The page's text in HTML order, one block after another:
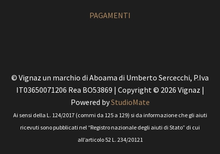
PAGAMENTI
© Vignaz un marchio di Aboama di Umberto Sercecchi, P.Iva
IT03650071206 Rea BO53869 | Copyright © 2026 Vignaz |
Powered byStudioMate
Ai sensi della L. 124/2017 (commi da 125 a 129) si da informazione che gli aiuti
ricevuti sono pubblicati nel “Registro nazionale degli aiuti di Stato” di cui
all’articolo 52 L. 234/20121